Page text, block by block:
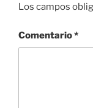
Los campos
Comentario*